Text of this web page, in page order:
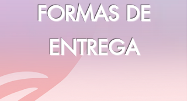
FORMAS DE
ENTREGA